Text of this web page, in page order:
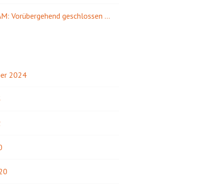
Vorübergehend geschlossen …
2024